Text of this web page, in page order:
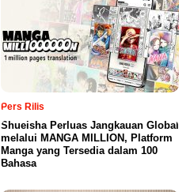
Pers Rilis
Shueisha Perluas Jangkauan Global
melalui MANGA MILLION, Platform
Manga yang Tersedia dalam 100
Bahasa